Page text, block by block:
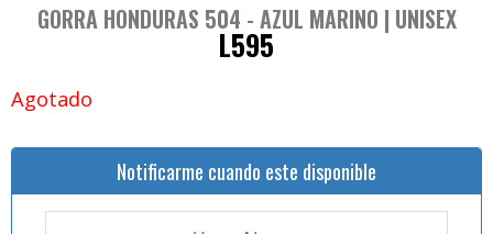
GORRA HONDURAS 504 - AZUL MARINO | UNISEX
L595
Agotado
Notificarme cuando este disponible